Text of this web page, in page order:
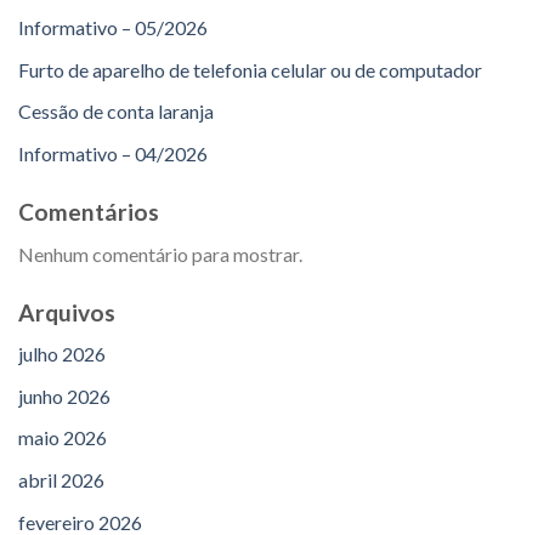
Informativo – 05/2026
Furto de aparelho de telefonia celular ou de computador
Cessão de conta laranja
Informativo – 04/2026
Comentários
Nenhum comentário para mostrar.
Arquivos
julho 2026
junho 2026
maio 2026
abril 2026
fevereiro 2026